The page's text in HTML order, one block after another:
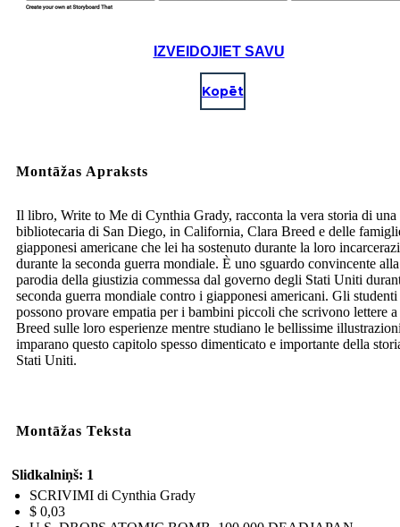
IZVEIDOJIET SAVU
Kopēt
Montāžas Apraksts
Il libro, Write to Me di Cynthia Grady, racconta la vera storia di una
bibliotecaria di San Diego, in California, Clara Breed e delle
giapponesi americane che lei ha sostenuto durante la loro
durante la seconda guerra mondiale. È uno sguardo convincente alla
parodia della giustizia commessa dal governo degli Stati Uniti
seconda guerra mondiale contro i giapponesi americani. Gli studenti
possono provare empatia per i bambini piccoli che scrivono lettere
Breed sulle loro esperienze mentre studiano le bellissime
imparano questo capitolo spesso dimenticato e importante della
Stati Uniti.
Montāžas Teksta
Slidkalniņš: 1
SCRIVIMI di Cynthia Grady
$ 0,03